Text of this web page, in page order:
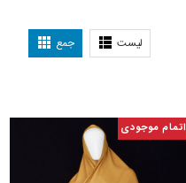
لیست جمع
اتمام موجودی